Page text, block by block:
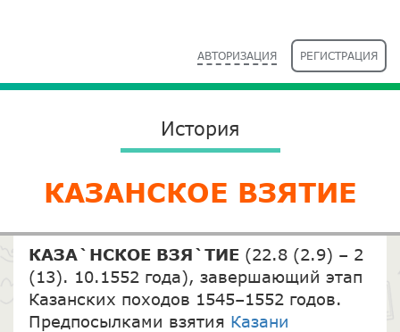
АВТОРИЗАЦИЯ РЕГИСТРАЦИЯ
История
КАЗАНСКОЕ ВЗЯТИЕ
КАЗА`НСКОЕ ВЗЯ`ТИЕ (22.8 (2.9) – 2
(13). 10.1552 года), завершающий этап
Казанских походов 1545–1552 годов.
Предпосылками взятия Казани